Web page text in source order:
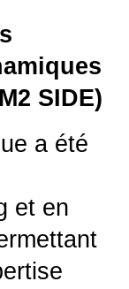
SIDE)
a été
et en